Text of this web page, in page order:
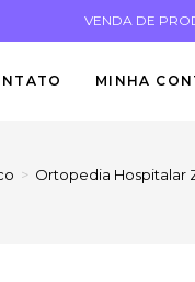
VENDA DE
MINHA
> Ortopedia Hospitalar